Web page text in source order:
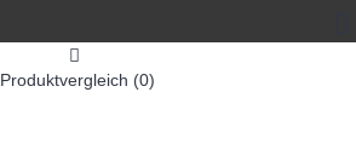
Produktvergleich (0)